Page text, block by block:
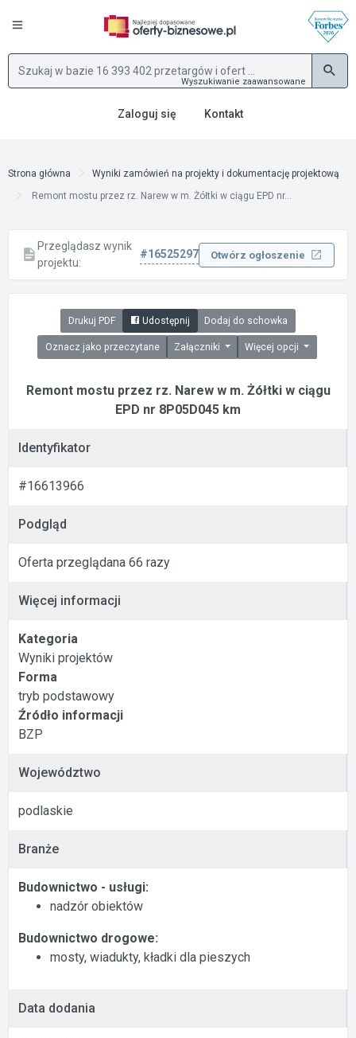
Wyszukiwanie zaawansowane
Zaloguj się Kontakt
Strona główna
Wyniki zamówień na projekty i dokumentację projektową
Remont mostu przez rz. Narew w m. Żółtki w ciągu EPD nr...
Przeglądasz wynik
projektu:
#16525297 Otwórz ogłoszenie
Drukuj PDF Udostępnij Dodaj do schowka
Oznacz jako przeczytane Załączniki Więcej opcji
Remont mostu przez rz. Narew w m. Żółtki w ciągu
EPD nr 8P05D045 km
Identyfikator
#16613966
Podgląd
Oferta przeglądana 66 razy
Więcej informacji
Kategoria
Wyniki projektów
Forma
tryb podstawowy
Źródło informacji
BZP
Województwo
podlaskie
Branże
Budownictwo - usługi:
nadzór obiektów
Budownictwo drogowe:
mosty, wiadukty, kładki dla pieszych
Data dodania